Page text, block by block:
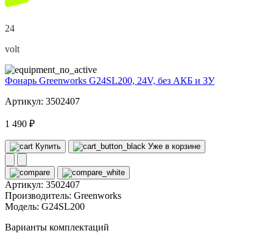
24
volt
Фонарь Greenworks G24SL200, 24V, без АКБ и ЗУ
Артикул: 3502407
1 490 ₽
Купить Уже в корзине
Артикул: 3502407
Производитель: Greenworks
Модель: G24SL200
Варианты комплектаций